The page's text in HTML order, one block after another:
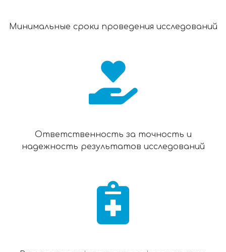
Минимальные сроки проведения исследований
Ответственность за точность и
надежность результатов исследований